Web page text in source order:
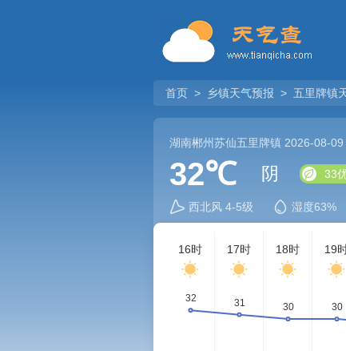
首页 > 乡镇天气预报 > 五里牌镇
湖南郴州苏仙五里牌镇 2026-08-
32℃ 阴 33
西北风 4-5级 湿度63%
16时 17时 18时 19